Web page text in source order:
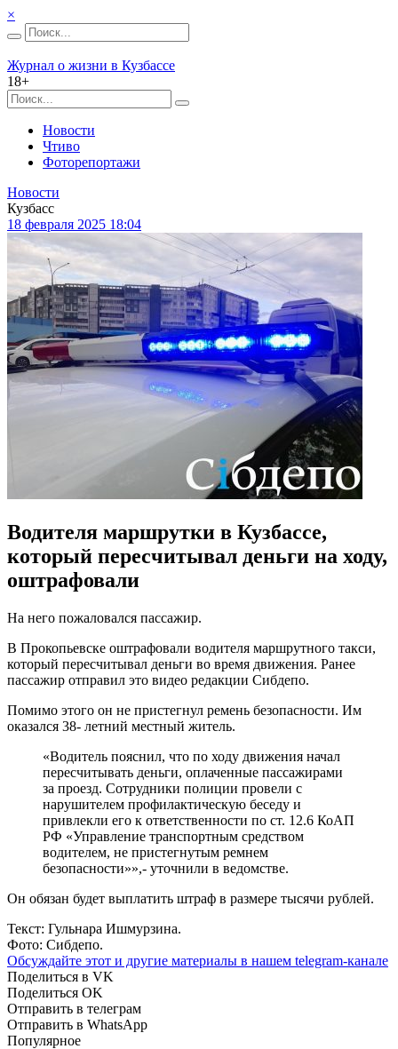
×
Журнал о жизни в Кузбассе
18+
Новости
Чтиво
Фоторепортажи
Новости
Кузбасс
18 февраля 2025 18:04
Водителя маршрутки в Кузбассе,
который пересчитывал деньги на ходу,
оштрафовали
На него пожаловался пассажир.
В Прокопьевске оштрафовали водителя маршрутного такси,
который пересчитывал деньги во время движения. Ранее
пассажир отправил это видео редакции Сибдепо.
Помимо этого он не пристегнул ремень безопасности. Им
оказался 38- летний местный житель.
«Водитель пояснил, что по ходу движения начал
пересчитывать деньги, оплаченные пассажирами
за проезд. Сотрудники полиции провели с
нарушителем профилактическую беседу и
привлекли его к ответственности по ст. 12.6 КоАП
РФ «Управление транспортным средством
водителем, не пристегнутым ремнем
безопасности»»,- уточнили в ведомстве.
Он обязан будет выплатить штраф в размере тысячи рублей.
Текст: Гульнара Ишмурзина.
Фото: Сибдепо.
Обсуждайте этот и другие материалы в нашем telegram-канале
Поделиться в VK
Поделиться OK
Отправить в телеграм
Отправить в WhatsApp
Популярное